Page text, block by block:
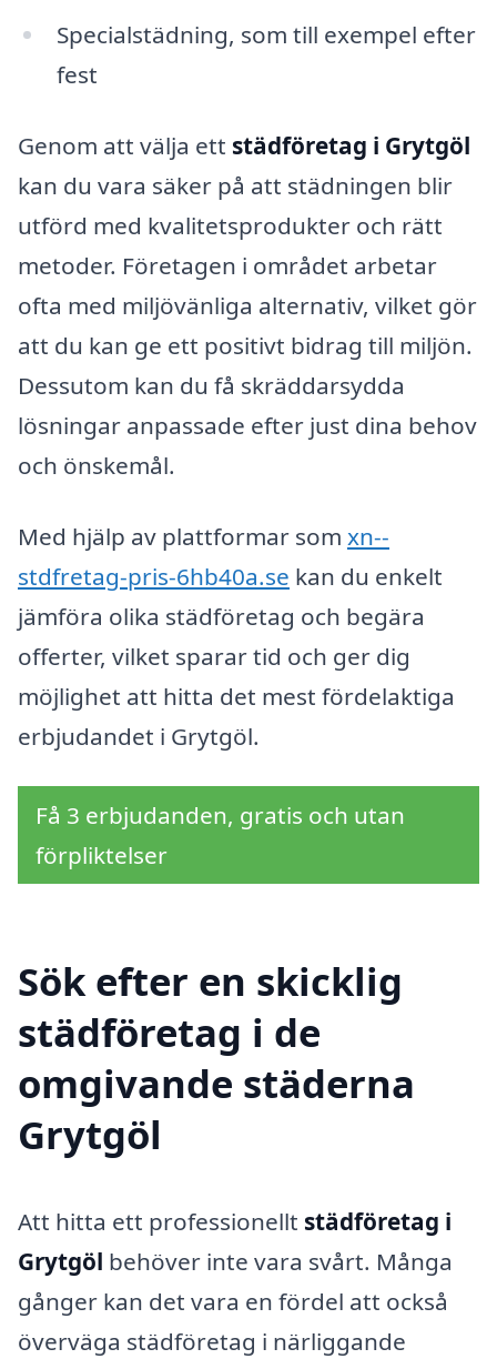
Specialstädning, som till exempel efter
fest
Genom att välja ett städföretag i Grytgöl
kan du vara säker på att städningen blir
utförd med kvalitetsprodukter och rätt
metoder. Företagen i området arbetar
ofta med miljövänliga alternativ, vilket gör
att du kan ge ett positivt bidrag till miljön.
Dessutom kan du få skräddarsydda
lösningar anpassade efter just dina behov
och önskemål.
Med hjälp av plattformar som xn--
stdfretag-pris-6hb40a.se kan du enkelt
jämföra olika städföretag och begära
offerter, vilket sparar tid och ger dig
möjlighet att hitta det mest fördelaktiga
erbjudandet i Grytgöl.
Få 3 erbjudanden, gratis och utan
förpliktelser
Sök efter en skicklig
städföretag i de
omgivande städerna
Grytgöl
Att hitta ett professionellt städföretag i
Grytgöl behöver inte vara svårt. Många
gånger kan det vara en fördel att också
överväga städföretag i närliggande